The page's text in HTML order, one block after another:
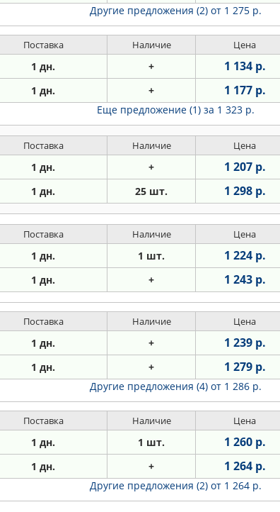
Другие предложения (2) от 1 275 р.
Поставка Наличие Цена
1 дн. + 1 134 р.
1 дн. + 1 177 р.
Еще предложение (1) за 1 323 р.
Поставка Наличие Цена
1 дн. + 1 207 р.
1 дн. 25 шт. 1 298 р.
Поставка Наличие Цена
1 дн. 1 шт. 1 224 р.
1 дн. + 1 243 р.
Поставка Наличие Цена
1 дн. + 1 239 р.
1 дн. + 1 279 р.
Другие предложения (4) от 1 286 р.
Поставка Наличие Цена
1 дн. 1 шт. 1 260 р.
1 дн. + 1 264 р.
Другие предложения (2) от 1 264 р.